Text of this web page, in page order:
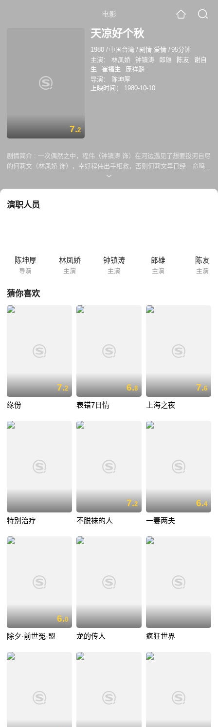
电影
7.2
天凉好个秋
1980 / 中国台湾 /剧情 爱情 /95分钟
主演：
林凤娇 钟镇涛 郎雄 陈友
谢自
生
崔福生
庞祥麟
导演：
陈坤厚
上映时间：
1980-10-10
剧情简介 : 一次偶然之中，程伟（钟镇涛 饰）在河边遇见了想要投河自尽
的何莉文（林凤娇 饰），幸好程伟出手相救，否则何莉文早已经一命呜
呼。何莉文请求程伟陪她去医院进行流产手术，被何莉文深深迷住的程伟
此招致了男友罗平远的误会。罗平远打算前往美国深造，此时何莉文的腹
演职人员
陈坤厚
导演
林凤娇
主演
钟镇涛
主演
郎雄
主演
陈友
主演
猜你喜欢
7.2
缘份
6.8
表错7日情
7.6
上海之夜
特别治疗
7.2
不脱袜的人
6.4
一妻两夫
6.0
除夕·前世冤·盟 龙的传人 疯狂世界